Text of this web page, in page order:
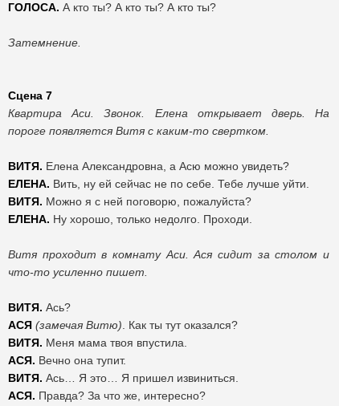
ГОЛОСА. А кто ты? А кто ты? А кто ты?
Затемнение.
Сцена 7
Квартира Аси. Звонок. Елена открывает дверь. На
пороге появляется Витя с каким-то свертком.
ВИТЯ. Елена Александровна, а Асю можно увидеть?
ЕЛЕНА. Вить, ну ей сейчас не по себе. Тебе лучше уйти.
ВИТЯ. Можно я с ней поговорю, пожалуйста?
ЕЛЕНА. Ну хорошо, только недолго. Проходи.
Витя проходит в комнату Аси. Ася сидит за столом и
что-то усиленно пишет.
ВИТЯ. Ась?
АСЯ (замечая Витю) . Как ты тут оказался?
ВИТЯ. Меня мама твоя впустила.
АСЯ. Вечно она тупит.
ВИТЯ. Ась… Я это… Я пришел извиниться.
АСЯ. Правда? За что же, интересно?